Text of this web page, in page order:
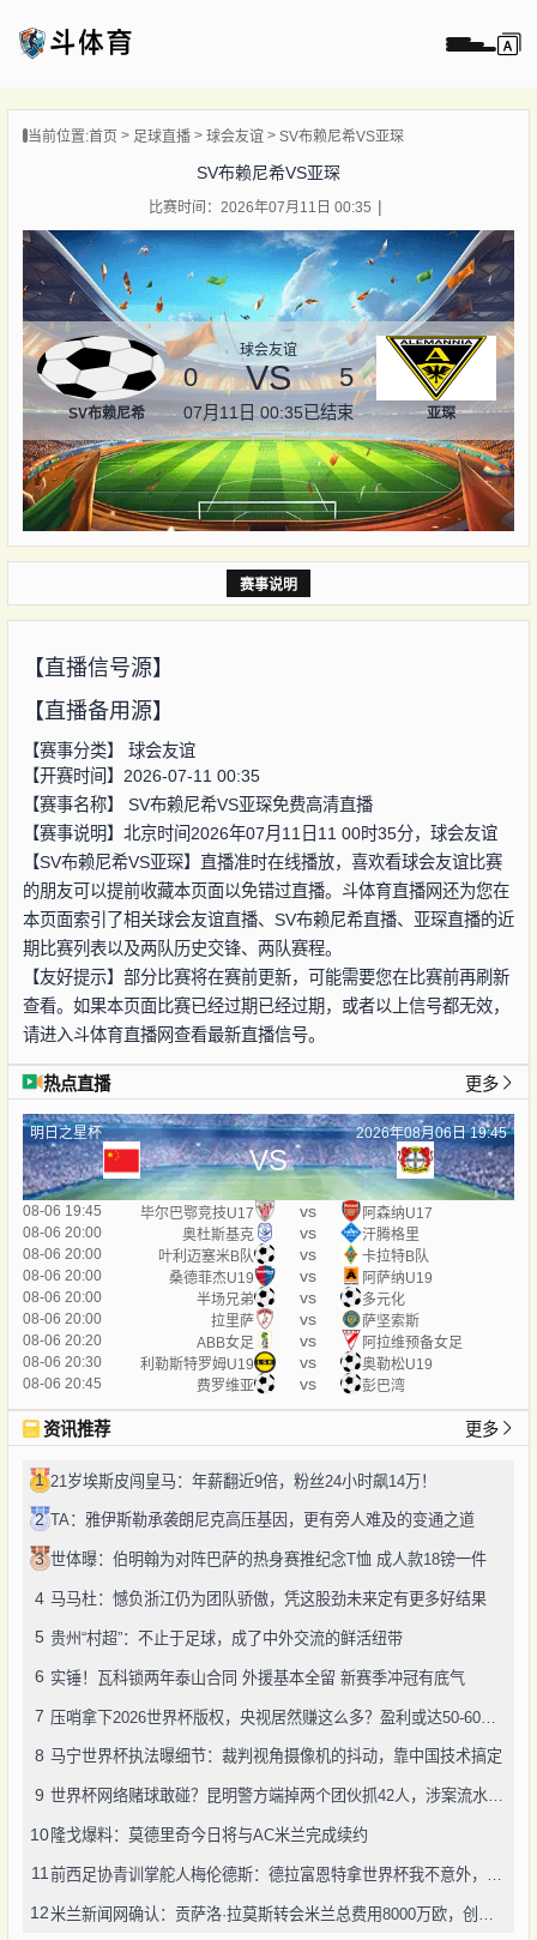
播
像
闻
当前位置:首页 足球直播 球会友谊 SV布赖尼希VS亚琛
SV布赖尼希VS亚琛
比赛时间：2026年07月11日 00:35
SV布赖尼希
球会友谊
0 VS 5
07月11日 00:35已结束 亚琛
赛事说明
【直播信号源】
【直播备用源】
【赛事分类】 球会友谊
【开赛时间】2026-07-11 00:35
【赛事名称】 SV布赖尼希VS亚琛免费高清直播
【赛事说明】北京时间2026年07月11日11 00时35分，球会友谊
【SV布赖尼希VS亚琛】直播准时在线播放，喜欢看球会友谊比赛
的朋友可以提前收藏本页面以免错过直播。斗体育直播网还为您在
本页面索引了相关球会友谊直播、SV布赖尼希直播、亚琛直播的近
期比赛列表以及两队历史交锋、两队赛程。
【友好提示】部分比赛将在赛前更新，可能需要您在比赛前再刷新
查看。如果本页面比赛已经过期已经过期，或者以上信号都无效，
请进入斗体育直播网查看最新直播信号。
热点直播 更多
明日之星杯 2026年08月06日 19:45
VS
08-06 19:45 毕尔巴鄂竞技U17 vs
阿森纳U17
08-06 20:00
奥杜斯基克 vs
汗腾格里
08-06 20:00
叶利迈塞米B队 vs
卡拉特B队
08-06 20:00
桑德菲杰U19 vs
阿萨纳U19
08-06 20:00
半场兄弟 vs
多元化
08-06 20:00
拉里萨 vs
萨坚索斯
08-06 20:20
ABB女足 vs
阿拉维预备女足
08-06 20:30
利勒斯特罗姆U19 vs
奥勒松U19
08-06 20:45
费罗维亚 vs 彭巴湾
资讯推荐 更多
1 21岁埃斯皮闯皇马：年薪翻近9倍，粉丝24小时飙14万！
2 TA：雅伊斯勒承袭朗尼克高压基因，更有旁人难及的变通之道
3 世体曝：伯明翰为对阵巴萨的热身赛推纪念T恤 成人款18镑一件
4 马马杜：憾负浙江仍为团队骄傲，凭这股劲未来定有更多好结果
5 贵州“村超”：不止于足球，成了中外交流的鲜活纽带
6 实锤！瓦科锁两年泰山合同 外援基本全留 新赛季冲冠有底气
7 压哨拿下2026世界杯版权，央视居然赚这么多？盈利或达50-60亿！
8 马宁世界杯执法曝细节：裁判视角摄像机的抖动，靠中国技术搞定
9 世界杯网络赌球敢碰？昆明警方端掉两个团伙抓42人，涉案流水超三千万
10 隆戈爆料：莫德里奇今日将与AC米兰完成续约
11
12